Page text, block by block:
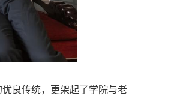
良传统，更架起了学院与老